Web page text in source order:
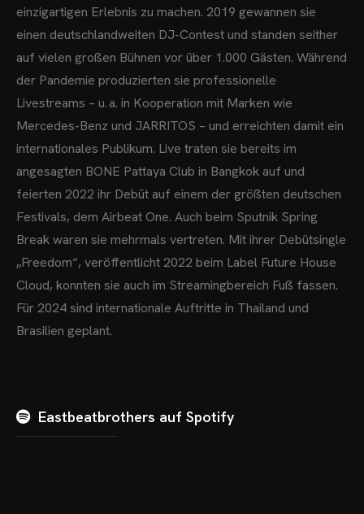
einzigartigen Erlebnis zu machen. 2019 gewannen sie
einen deutschlandweiten DJ-Contest und standen seither
auf vielen großen Bühnen vor über 1.000 Gästen. Während
der Pandemie produzierten sie professionelle
Livestreams – u. a. in Kooperation mit Marken wie
Mercedes-Benz und JARRITOS – und erreichten damit ein
internationales Publikum. Live traten sie bereits im
angesagten BONE Pattaya Club in Bangkok auf und
feierten 2022 ihr Debüt auf einem der größten deutschen
Festivals, dem Airbeat One. Auch beim Sputnik Spring
Break waren sie mehrmals vertreten. Mit ihrer Debütsingle
„Freedom“, veröffentlicht 2022 beim Label Future House
Cloud, konnten sie auch im Streamingbereich Fuß fassen.
Für 2024 sind internationale Auftritte in Thailand und
Brasilien geplant.
Eastbeatbrothers auf Spotify